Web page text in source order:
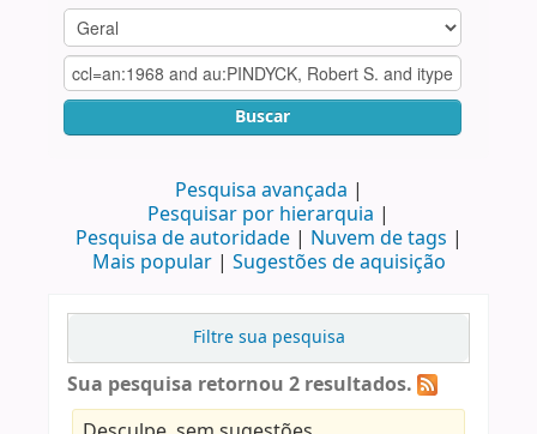
Buscar
Pesquisa avançada
Pesquisar por hierarquia
Pesquisa de autoridade
Nuvem de tags
Mais popular
Sugestões de aquisição
Filtre sua pesquisa
Sua pesquisa retornou 2 resultados.